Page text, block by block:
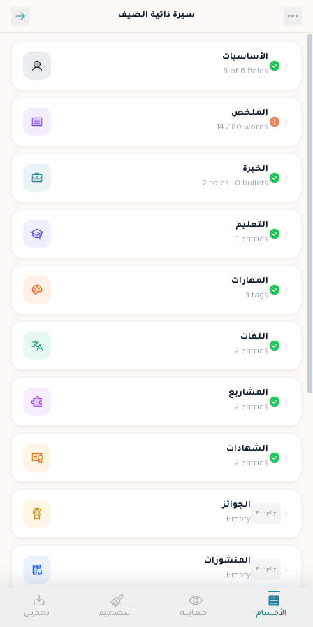
تخطي إلى المحتوى الرئيسيسيرة ذاتية الضيف
الأساسيات
8 of 6 fields
الملخص
14 / 80 words
الخبرة
2 roles · 0 bullets
التعليم
1 entries
المهارات
3 tags
اللغات
2 entries
المشاريع
2 entries
الشهادات
2 entries
الجوائز
Empty
Empty
المنشورات
Empty
Empty
الأقسام معاينة التصميم تحميل